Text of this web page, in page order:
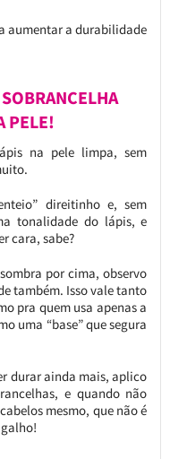
aumentar a durabilidade
PELE!
na pele limpa, sem
direitinho e, sem
tonalidade do lápis, e
cara, sabe?
por cima, observo
também. Isso vale tanto
pra quem usa apenas a
uma “base” que segura
durar ainda mais, aplico
e quando não
mesmo, que não é